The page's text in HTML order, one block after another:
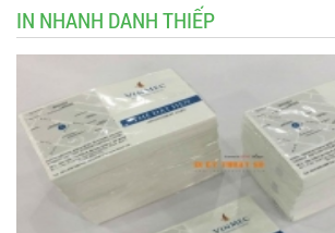
IN NHANH DANH THIẾP